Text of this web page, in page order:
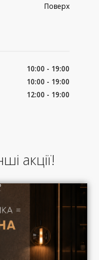
Поверх
10:00 - 19:00
10:00 - 19:00
12:00 - 19:00
акції!